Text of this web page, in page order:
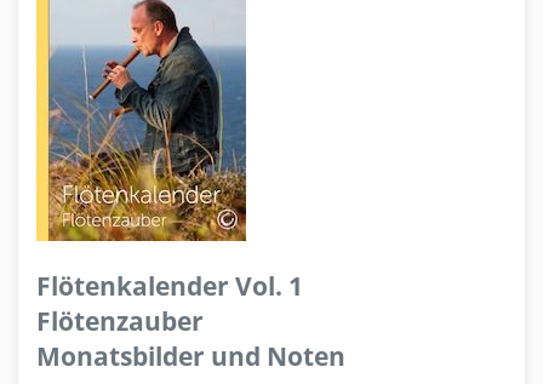
Flötenkalender Vol. 1
Flötenzauber
Monatsbilder und Noten